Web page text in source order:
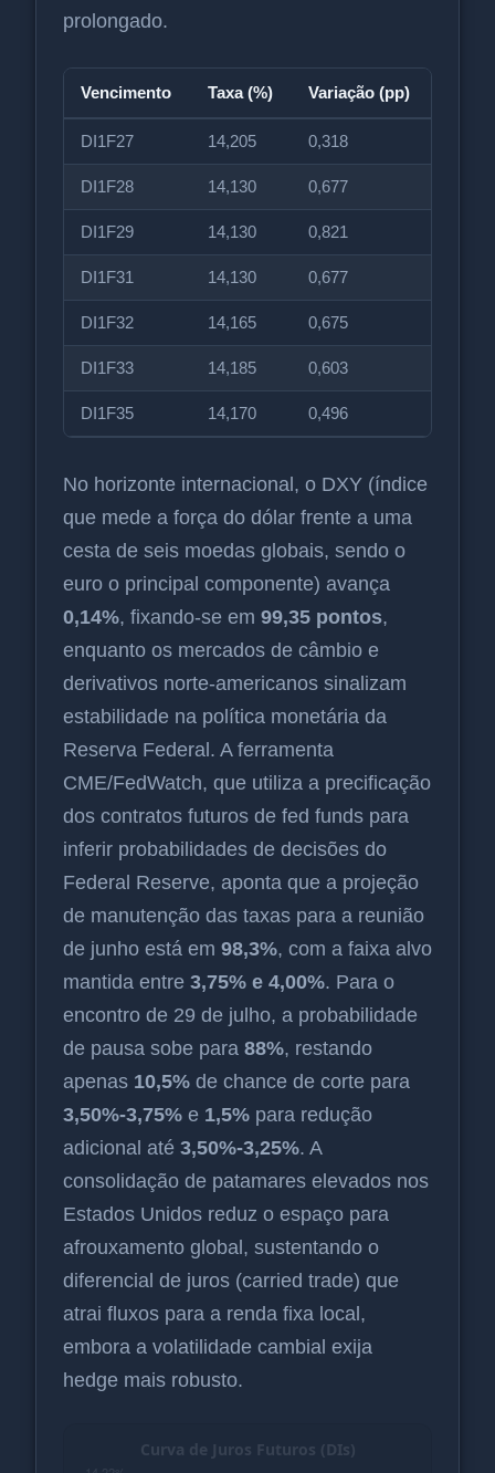
prolongado.
Vencimento Taxa (%) Variação (pp)
DI1F27 14,205 0,318
DI1F28 14,130 0,677
DI1F29 14,130 0,821
DI1F31 14,130 0,677
DI1F32 14,165 0,675
DI1F33 14,185 0,603
DI1F35 14,170 0,496
No horizonte internacional, o DXY (índice
que mede a força do dólar frente a uma
cesta de seis moedas globais, sendo o
euro o principal componente) avança
0,14%, fixando-se em 99,35 pontos,
enquanto os mercados de câmbio e
derivativos norte-americanos sinalizam
estabilidade na política monetária da
Reserva Federal. A ferramenta
CME/FedWatch, que utiliza a precificação
dos contratos futuros de fed funds para
inferir probabilidades de decisões do
Federal Reserve, aponta que a projeção
de manutenção das taxas para a reunião
de junho está em 98,3%, com a faixa alvo
mantida entre 3,75% e 4,00%. Para o
encontro de 29 de julho, a probabilidade
de pausa sobe para 88%, restando
apenas 10,5% de chance de corte para
3,50%-3,75% e 1,5% para redução
adicional até 3,50%-3,25%. A
consolidação de patamares elevados nos
Estados Unidos reduz o espaço para
afrouxamento global, sustentando o
diferencial de juros (carried trade) que
atrai fluxos para a renda fixa local,
embora a volatilidade cambial exija
hedge mais robusto.